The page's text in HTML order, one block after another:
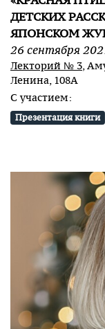
ДЕТСКИХ
ЯПОНСКОМ
26сентября
Лекторий № 3,
Ленина, 108А
С участием:
Презентация книги